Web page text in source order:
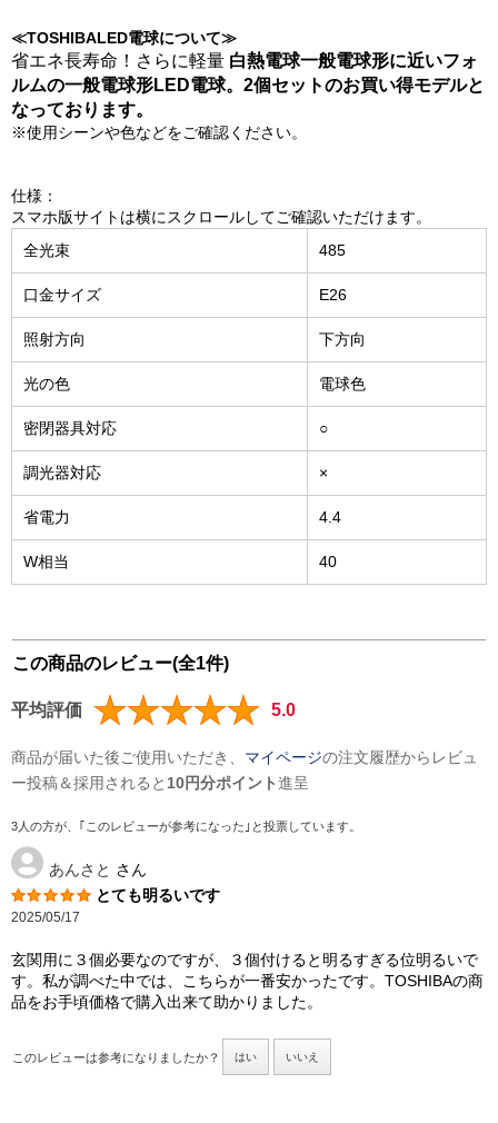
≪TOSHIBALED電球について≫
省エネ長寿命！さらに軽量 白熱電球一般電球形に近いフォ
ルムの一般電球形LED電球。2個セットのお買い得モデルと
なっております。
※使用シーンや色などをご確認ください。
仕様：
スマホ版サイトは横にスクロールしてご確認いただけます。
全光束
485
口金サイズ E26
照射方向 下方向
光の色 電球色
密閉器具対応 ○
調光器対応 ×
省電力 4.4
W相当 40
この商品のレビュー(全1件)
平均評価 5.0
商品が届いた後ご使用いただき、 マイページの注文履歴からレビュ
ー投稿＆採用されると 10円分ポイント進呈
3人の方が、｢このレビューが参考になった｣と投票しています。
あんさと さん
とても明るいです
2025/05/17
玄関用に３個必要なのですが、３個付けると明るすぎる位明るいで
す。私が調べた中では、こちらが一番安かったです。TOSHIBAの商
品をお手頃価格で購入出来て助かりました。
このレビューは参考になりましたか？ はい いいえ